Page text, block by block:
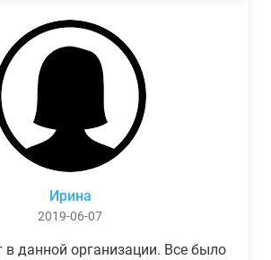
Ирина
2019-06-07
в данной организации. Все было